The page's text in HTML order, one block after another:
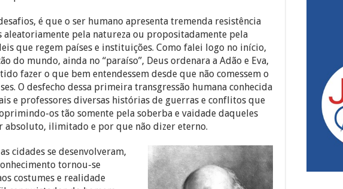
pela natureza ou propositadamente pela
que regem países e instituições. Como falei logo no início,
do mundo, ainda no “paraíso”, Deus ordenara a Adão e Eva,
fazer o que bem entendessem desde que não comessem o
O desfecho dessa primeira transgressão humana conhecida
e professores diversas histórias de guerras e conflitos que
os tão somente pela soberba e vaidade daqueles
absoluto, ilimitado e por que não dizer eterno.
tornou-se
costumes e realidade
conquistador do homem,